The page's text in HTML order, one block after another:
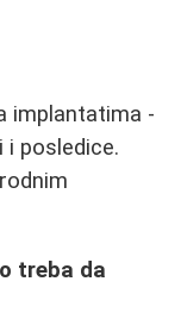
implantatima -
i posledice.
treba da